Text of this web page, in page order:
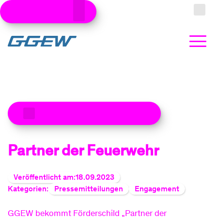
Kundenbereiche
Suche
Produkte
Stromtarife
Ökostrom
Dynamische Stromtarife
Gas
Produkte
Erdgastarife
Grundversorgung Gas
Wärmepumpe kaufen
Partner der Feuerwehr
Veröffentlicht am:18.09.2023
Kategorien:
Pressemitteilungen Engagement
GGEW bekommt Förderschild „Partner der